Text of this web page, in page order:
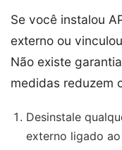
Se você instalou
externo ou
Não existe
medidas reduzem
Desinstale
externo ligado ao